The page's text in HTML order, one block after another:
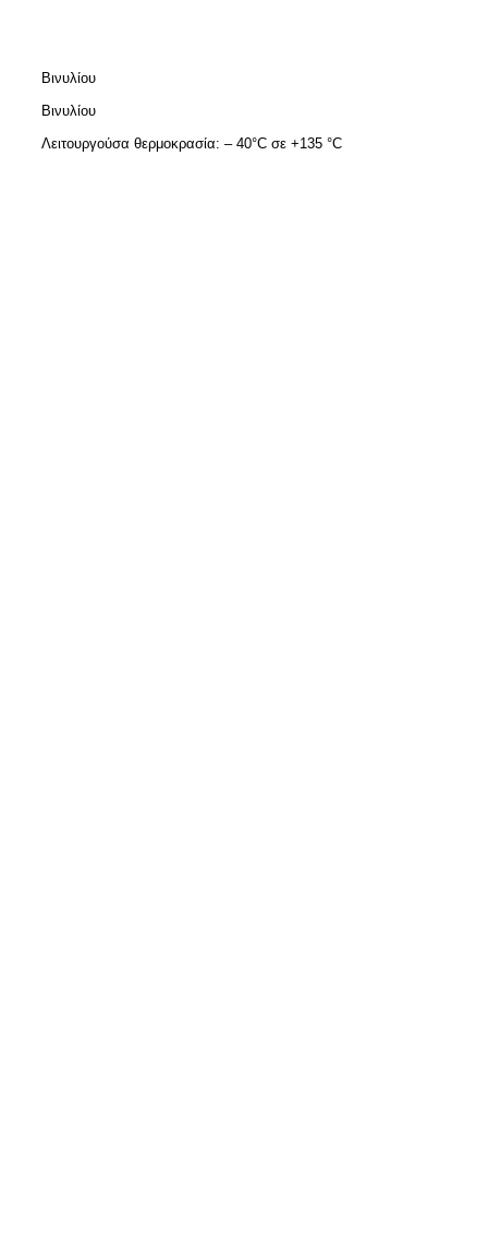
Βινυλίου
Βινυλίου
Λειτουργούσα θερμοκρασία: – 40°C σε +135 °C